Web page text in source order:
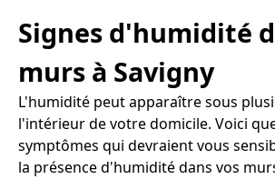
Signes d'humidité
murs à Savigny
L'humidité peut apparaître sous
l'intérieur de votre domicile. Voici
symptômes qui devraient vous
la présence d'humidité dans vos